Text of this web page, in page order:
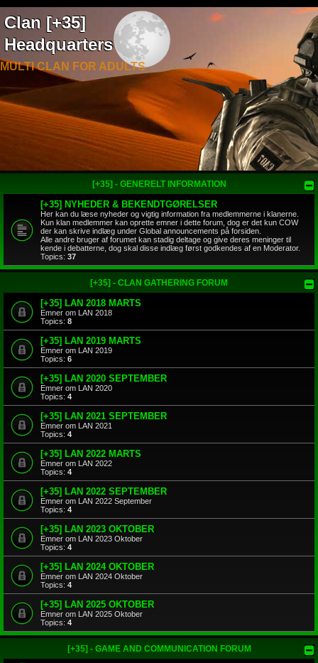
Clan [+35]
Headquarters
MULTI CLAN FOR ADULTS
[+35] - GENERELT INFORMATION
[+35] NYHEDER & BEKENDTGØRELSER
Her kan du læse nyheder og vigtig information fra medlemmerne i klanerne.
Kun klan medlemmer kan oprette emner i dette forum, dog er det kun COW
der kan skrive indlæg under Global announcements på forsiden.
Alle andre bruger af forumet kan stadig deltage og give deres meninger til
kende i debatterne, dog skal disse indlæg først godkendes af en Moderator.
Topics: 37
[+35] - CLAN GATHERING FORUM
[+35] LAN 2018 MARTS
Emner om LAN 2018
Topics: 8
[+35] LAN 2019 MARTS
Emner om LAN 2019
Topics: 6
[+35] LAN 2020 SEPTEMBER
Emner om LAN 2020
Topics: 4
[+35] LAN 2021 SEPTEMBER
Emner om LAN 2021
Topics: 4
[+35] LAN 2022 MARTS
Emner om LAN 2022
Topics: 4
[+35] LAN 2022 SEPTEMBER
Emner om LAN 2022 September
Topics: 4
[+35] LAN 2023 OKTOBER
Emner om LAN 2023 Oktober
Topics: 4
[+35] LAN 2024 OKTOBER
Emner om LAN 2024 Oktober
Topics: 4
[+35] LAN 2025 OKTOBER
Emner om LAN 2025 Oktober
Topics: 4
[+35] - GAME AND COMMUNICATION FORUM